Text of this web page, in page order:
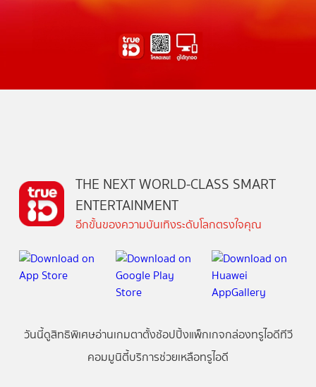
THE NEXT WORLD-CLASS SMART
ENTERTAINMENT
อีกขั้นของความบันเทิงระดับโลกตรงใจคุณ
วันนี้ดูสิทธิพิเศษอ่านเกมตาตั้งช้อปปิ้งแพ็กเกจกล่องทรูไอดีทีวี
คอมมูนิตี้บริการช่วยเหลือทรูไอดี